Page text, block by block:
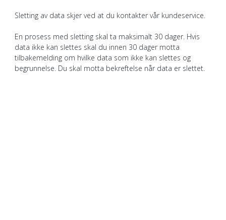
Sletting av data skjer ved at du kontakter vår kundeservice.
En prosess med sletting skal ta maksimalt 30 dager. Hvis
data ikke kan slettes skal du innen 30 dager motta
tilbakemelding om hvilke data som ikke kan slettes og
begrunnelse. Du skal motta bekreftelse når data er slettet.